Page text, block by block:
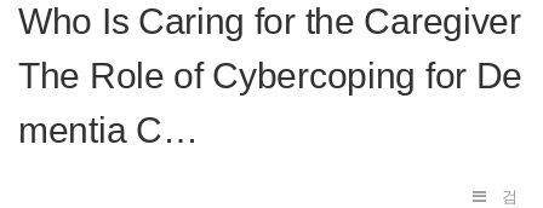
Who Is Caring for the Caregiver
The Role of Cybercoping for De
mentia C…
검